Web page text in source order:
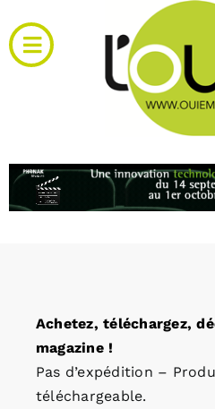
au
contenu
Toggle
Navigation
RH et emploi
Agenda
Kiosque
Achetez, téléchargez,
magazine !
Pas d’expédition –
téléchargeable.